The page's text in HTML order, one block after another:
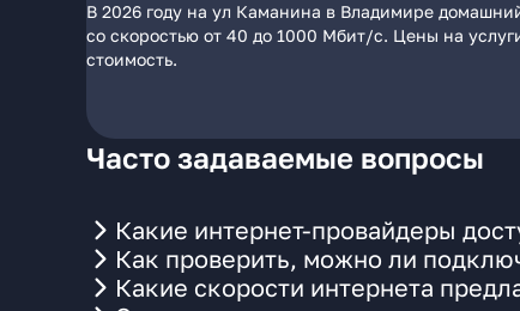
В 2026 году на ул Каманина в Владимире
со скоростью от 40 до 1000 Мбит/с. Цены на
стоимость.
Часто задаваемые вопросы
Какие интернет-провайдеры
Как проверить, можно ли
Какие скорости интернета